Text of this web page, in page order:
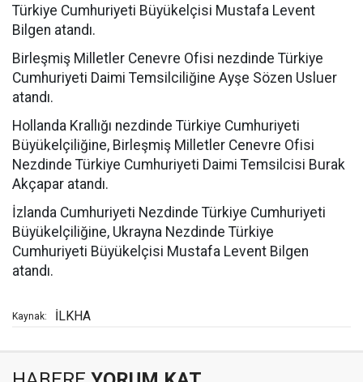
Türkiye Cumhuriyeti Büyükelçisi Mustafa Levent
Bilgen atandı.
Birleşmiş Milletler Cenevre Ofisi nezdinde Türkiye
Cumhuriyeti Daimi Temsilciliğine Ayşe Sözen Usluer
atandı.
Hollanda Krallığı nezdinde Türkiye Cumhuriyeti
Büyükelçiliğine, Birleşmiş Milletler Cenevre Ofisi
Nezdinde Türkiye Cumhuriyeti Daimi Temsilcisi Burak
Akçapar atandı.
İzlanda Cumhuriyeti Nezdinde Türkiye Cumhuriyeti
Büyükelçiliğine, Ukrayna Nezdinde Türkiye
Cumhuriyeti Büyükelçisi Mustafa Levent Bilgen
atandı.
Kaynak: İLKHA